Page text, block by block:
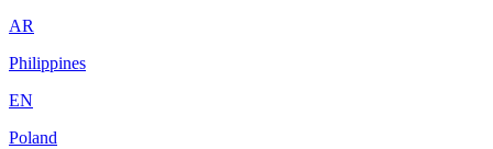
AR
Philippines
EN
Poland